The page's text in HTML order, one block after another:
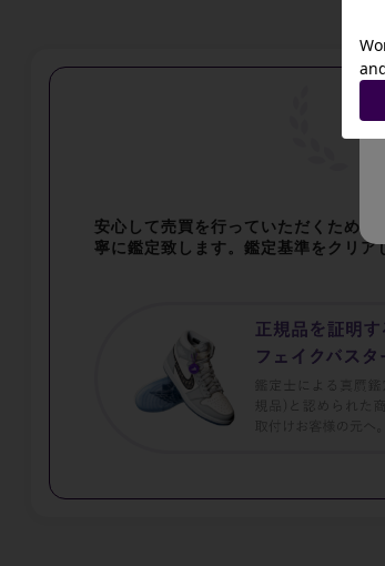
安心して売買を行っていただくため
寧に鑑定致します。鑑定基準をクリア